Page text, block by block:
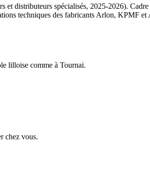
distributeurs spécialisés, 2025-2026).
techniques des fabricants Arlon, KPMF
lilloise comme à Tournai.
chez vous.